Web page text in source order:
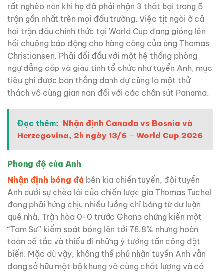
rất nghèo nàn khi họ đã phải nhận 3 thất bại trong 5
trận gần nhất trên mọi đấu trường. Việc tịt ngòi ở cả
hai trận đấu chính thức tại World Cup đang gióng lên
hồi chuông báo động cho hàng công của ông Thomas
Christiansen. Phải đối đầu với một hệ thống phòng
ngự đẳng cấp và giàu tính tổ chức như tuyển Anh, mục
tiêu ghi được bàn thắng danh dự cũng là một thử
thách vô cùng gian nan đối với các chân sút Panama.
Đọc thêm: Nhận định Canada vs Bosnia và
Herzegovina, 2h ngày 13/6 – World Cup 2026
Phong độ của Anh
Nhận định bóng đá bên kia chiến tuyến, đội tuyển
Anh dưới sự chèo lái của chiến lược gia Thomas Tuchel
đang phải hứng chịu nhiều luồng chỉ báng từ dư luận
quê nhà. Trận hòa 0-0 trước Ghana chứng kiến một
“Tam Sư” kiểm soát bóng lên tới 78.8% nhưng hoàn
toàn bế tắc và thiếu đi những ý tưởng tấn công đột
biến. Mặc dù vậy, không thể phủ nhận tuyển Anh vẫn
đang sở hữu một bộ khung vô cùng chất lượng và có